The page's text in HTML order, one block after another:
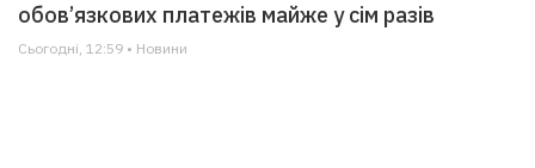
обов’язкових платежів майже у сім разів
Сьогодні, 12:59 • Новини